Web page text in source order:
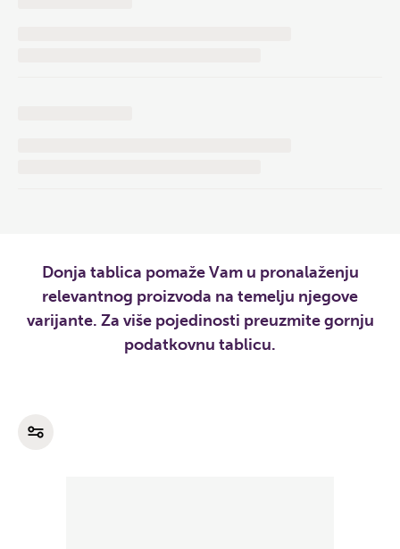
Donja tablica pomaže Vam u pronalaženju
relevantnog proizvoda na temelju njegove
varijante. Za više pojedinosti preuzmite gornju
podatkovnu tablicu.